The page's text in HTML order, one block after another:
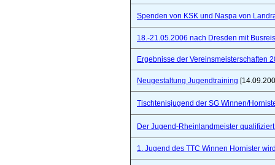
Spenden von KSK und Naspa von
18.-21.05.2006 nach Dresden mit
Ergebnisse der Vereinsmeisterschaften
Neugestaltung Jugendtraining
Tischtenisjugend der SG Winnen/
Der Jugend-Rheinlandmeister
1. Jugend des TTC Winnen Hornister